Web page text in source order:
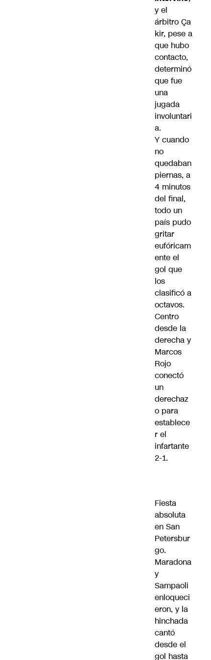
y el
árbitro Ça
kir, pese a
que hubo
contacto,
determinó
que fue
una
jugada
involuntari
a.
Y cuando
no
quedaban
piernas, a
4 minutos
del final,
todo un
país pudo
gritar
eufóricam
ente el
gol que
los
clasificó a
octavos.
Centro
desde la
derecha y
Marcos
Rojo
conectó
un
derechaz
o para
establece
r el
infartante
2-1.
Fiesta
absoluta
en San
Petersbur
go.
Maradona
y
Sampaoli
enloqueci
eron, y la
hinchada
cantó
desde el
gol hasta